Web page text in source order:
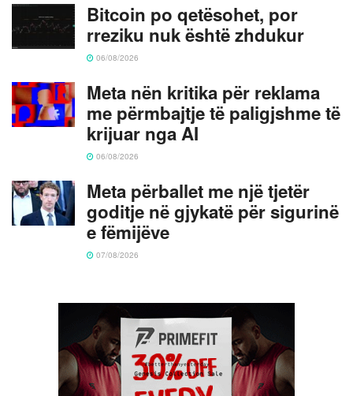
Bitcoin po qetësohet, por
rreziku nuk është zhdukur
06/08/2026
Meta nën kritika për reklama
me përmbajtje të paligjshme të
krijuar nga AI
06/08/2026
Meta përballet me një tjetër
goditje në gjykatë për sigurinë
e fëmijëve
07/08/2026